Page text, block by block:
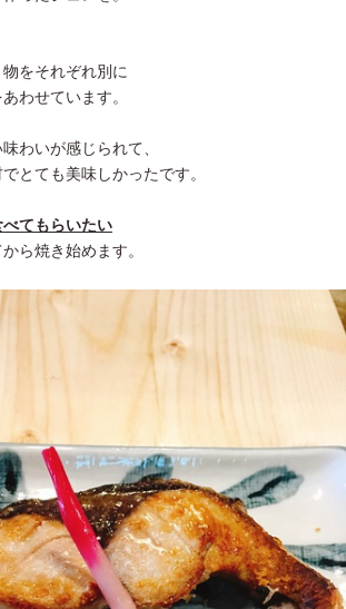
をそれぞれ別に
わせています。
わいが感じられて、
とても美味しかったです。
てもらいたい
ら焼き始めます。